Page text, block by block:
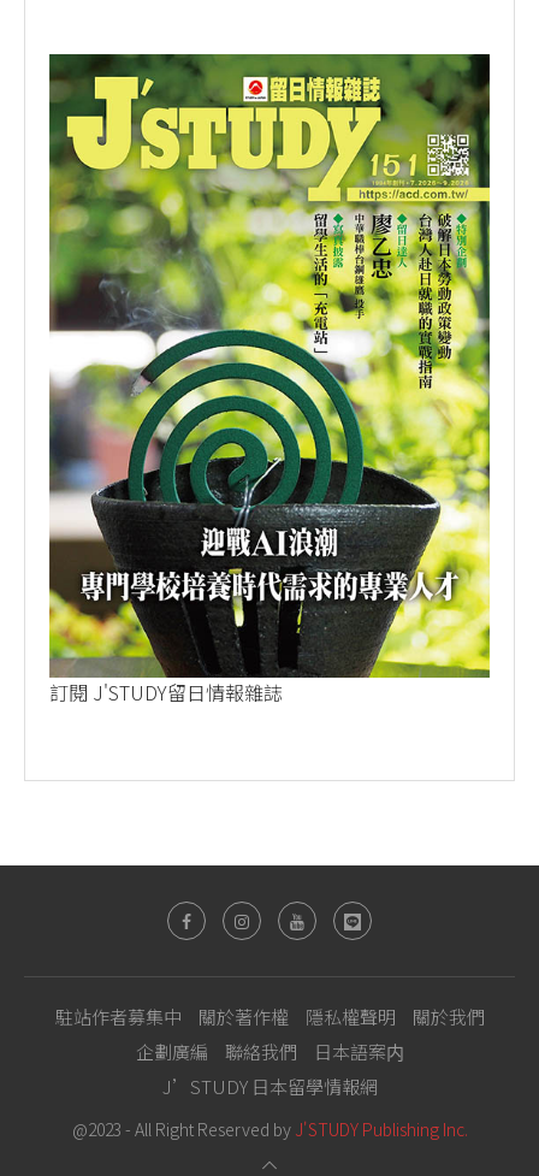
訂閱 J'STUDY留日情報雜誌
駐站作者募集中 關於著作權 隱私權聲明
關於我們
企劃廣編
聯絡我們
日本語案内
J’STUDY 日本留學情報網
@2023 - All Right Reserved by J'STUDY Publishing Inc.